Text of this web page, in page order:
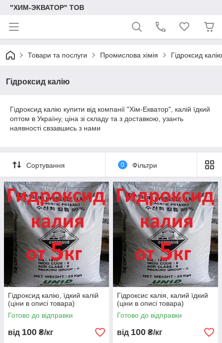
"ХИМ-ЭКВАТОР" ТОВ
Товари та послуги Промислова хімія Гідроксид калію
Гідроксид калію
Гідроксид калію купити від компанії "Хім-Екватор", калій їдкий
оптом в Україну, ціна зі складу та з доставкою, узанть
наявності свзавшись з нами
Сортування 0 Фільтри
Гідроксид калію, їдкий калій
(ціни в описі товара)
Готово до відправки
від 100 ₴/кг
Гідроксис калія, калий їдкий
(ціни в описі товара)
Готово до відправки
від 100 ₴/кг